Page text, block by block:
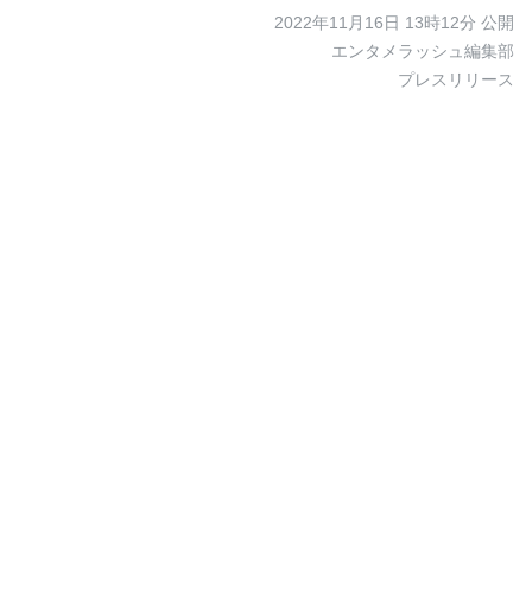
2022年11月16日 13時12分 公開
エンタメラッシュ編集部
プレスリリース